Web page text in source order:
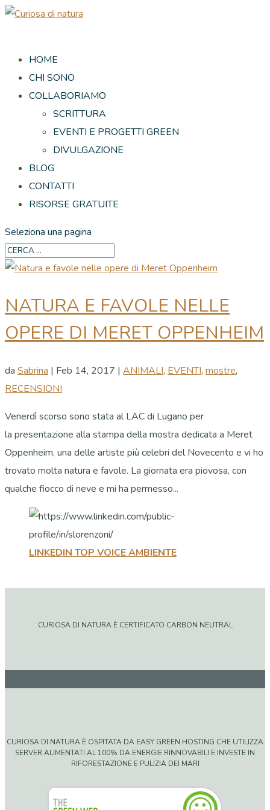
HOME
CHI SONO
COLLABORIAMO
SCRITTURA
EVENTI E PROGETTI GREEN
DIVULGAZIONE
BLOG
CONTATTI
RISORSE GRATUITE
Seleziona una pagina
NATURA E FAVOLE NELLE
OPERE DI MERET OPPENHEIM
da Sabrina | Feb 14, 2017 | ANIMALI, EVENTI, mostre,
RECENSIONI
Venerdì scorso sono stata al LAC di Lugano per
la presentazione alla stampa della mostra dedicata a Meret
Oppenheim, una delle artiste più celebri del Novecento e vi ho
trovato molta natura e favole. La giornata era piovosa, con
qualche fiocco di neve e mi ha permesso...
LINKEDIN TOP VOICE AMBIENTE
CURIOSA DI NATURA È CERTIFICATO CARBON NEUTRAL
CURIOSA DI NATURA È OSPITATA DA EASY GREEN HOSTING CHE UTILIZZA
SERVER ALIMENTATI AL 100% DA ENERGIE RINNOVABILI E INVESTE IN
RIFORESTAZIONE E PULIZIA DEI MARI